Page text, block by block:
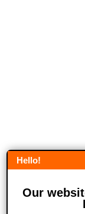
Hello!
Our